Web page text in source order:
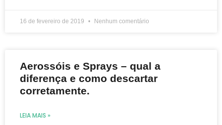
16 de fevereiro de 2019 Nenhum comentário
Aerossóis e Sprays – qual a
diferença e como descartar
corretamente.
LEIA MAIS »